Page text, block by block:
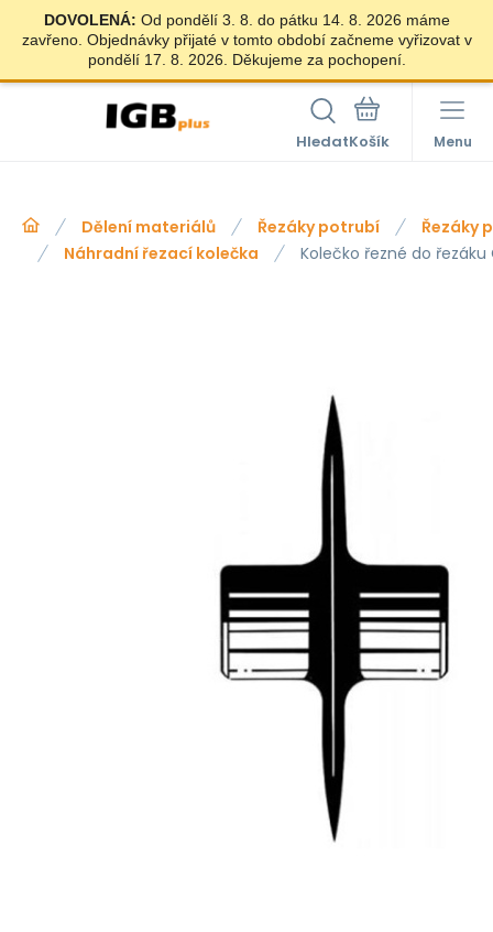
DOVOLENÁ: Od pondělí 3. 8. do pátku 14. 8. 2026 máme
zavřeno. Objednávky přijaté v tomto období začneme vyřizovat v
pondělí 17. 8. 2026. Děkujeme za pochopení.
Hledat Menu
Dělení materiálů Řezáky potrubí
Řezáky
Náhradní řezací kolečka
Kolečko řezné do řezáku